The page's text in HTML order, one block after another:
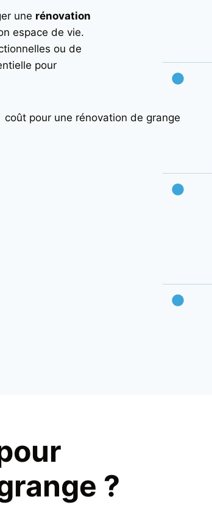
une rénovation
espace de vie.
ou de
pour
?